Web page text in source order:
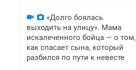
«Долго боялась
выходить на улицу». Мама
искалеченного бойца — о том,
как спасает сына, который
разбился по пути к невесте